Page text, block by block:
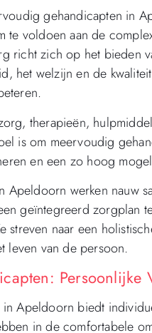
gehandicapten in
te voldoen aan de
richt zich op het bieden
het welzijn en de
therapieën,
is om meervoudig
en een zo hoog
Apeldoorn werken nauw
geïntegreerd zorgplan
streven naar een
leven van de persoon.
Apeldoorn biedt
in de comfortabele